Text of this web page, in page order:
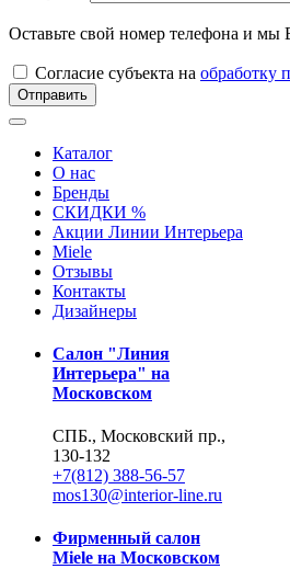
Оставьте свой номер телефона и мы
Согласие субъекта на обработку
Отправить
Каталог
О нас
Бренды
СКИДКИ %
Акции Линии Интерьера
Miele
Отзывы
Контакты
Дизайнеры
Салон "Линия
Интерьера" на
Московском
СПБ., Московский пр.,
130-132
+7(812) 388-56-57
mos130@interior-line.ru
Фирменный салон
Miele на Московском